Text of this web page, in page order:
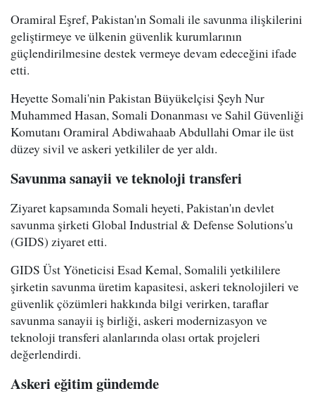
Oramiral Eşref, Pakistan'ın Somali ile savunma ilişkilerini
geliştirmeye ve ülkenin güvenlik kurumlarının
güçlendirilmesine destek vermeye devam edeceğini ifade
etti.
Heyette Somali'nin Pakistan Büyükelçisi Şeyh Nur
Muhammed Hasan, Somali Donanması ve Sahil Güvenliği
Komutanı Oramiral Abdiwahaab Abdullahi Omar ile üst
düzey sivil ve askeri yetkililer de yer aldı.
Savunma sanayii ve teknoloji transferi
Ziyaret kapsamında Somali heyeti, Pakistan'ın devlet
savunma şirketi Global Industrial & Defense Solutions'u
(GIDS) ziyaret etti.
GIDS Üst Yöneticisi Esad Kemal, Somalili yetkililere
şirketin savunma üretim kapasitesi, askeri teknolojileri ve
güvenlik çözümleri hakkında bilgi verirken, taraflar
savunma sanayii iş birliği, askeri modernizasyon ve
teknoloji transferi alanlarında olası ortak projeleri
değerlendirdi.
Askeri eğitim gündemde